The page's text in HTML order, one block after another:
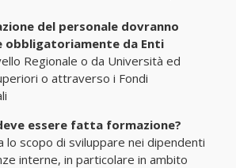
del personale dovranno
obbligatoriamente da Enti
Regionale o da Università ed
o attraverso i Fondi
essere fatta formazione?
lo scopo di sviluppare nei dipendenti
interne, in particolare in ambito